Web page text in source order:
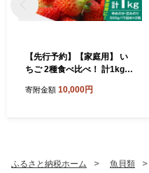
【先行予約】【家庭用】 い
ちご 2種食べ比べ！ 計1kg
027年2月以降順次発送】
寄附金額 10,000円
ふるさと納税ホーム 魚貝類